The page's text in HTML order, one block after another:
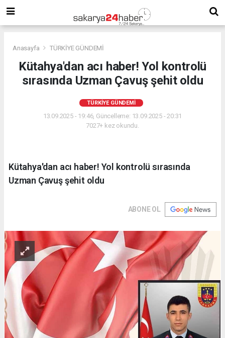
Anasayfa TÜRKİYE GÜNDEMİ
Kütahya'dan acı haber! Yol kontrolü
sırasında Uzman Çavuş şehit oldu
TÜRKİYE GÜNDEMİ
13.09.2025 - 19:46, Güncelleme: 13.09.2025 - 20:31
7027+ kez okundu.
Kütahya'dan acı haber! Yol kontrolü sırasında
Uzman Çavuş şehit oldu
ABONE OL